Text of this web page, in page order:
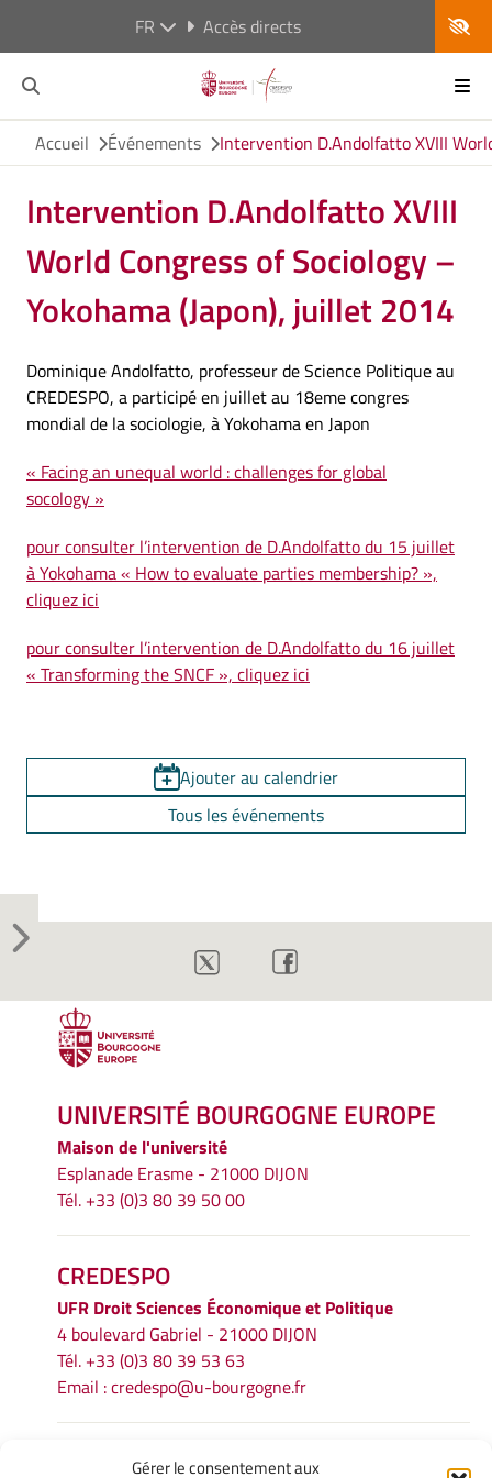
Gérer le consentement aux
FR Accès directs
Accueil Événements Intervention D.Andolfatto XVIII
Intervention D.Andolfatto XVIII
World Congress of Sociology –
Yokohama (Japon), juillet 2014
Dominique Andolfatto, professeur de Science Politique au
CREDESPO, a participé en juillet au 18eme congres
mondial de la sociologie, à Yokohama en Japon
« Facing an unequal world : challenges for global
socology »
pour consulter l’intervention de D.Andolfatto du 15 juillet
à Yokohama « How to evaluate parties membership? »,
cliquez ici
pour consulter l’intervention de D.Andolfatto du 16 juillet
« Transforming the SNCF », cliquez ici
Ajouter au calendrier
Tous les événements
UNIVERSITÉ BOURGOGNE EUROPE
Maison de l'université
Esplanade Erasme - 21000 DIJON
Tél. +33 (0)3 80 39 50 00
CREDESPO
UFR Droit Sciences Économique et Politique
4 boulevard Gabriel - 21000 DIJON
Tél. +33 (0)3 80 39 53 63
Email :credespo@u-bourgogne.fr
INFORMATIONS LÉGALES